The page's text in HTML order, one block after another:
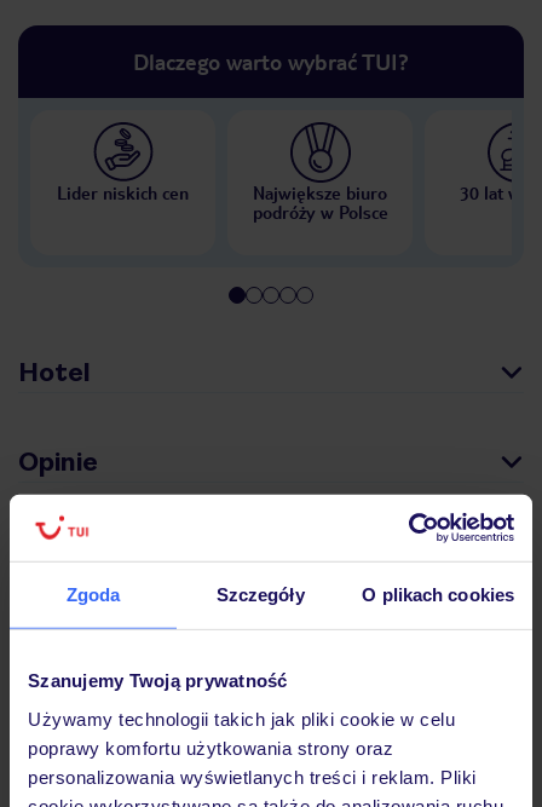
Zgoda Szczegóły O plikach cookies
Szanujemy Twoją prywatność
Używamy technologii takich jak pliki cookie w celu
poprawy komfortu użytkowania strony oraz
personalizowania wyświetlanych treści i reklam. Pliki
Dlaczego warto wybrać TUI?
Lider niskich cen
Największe biuro
podróży w Polsce
30 lat w
Hotel
Opinie
Wyżywienie
Atrakcje